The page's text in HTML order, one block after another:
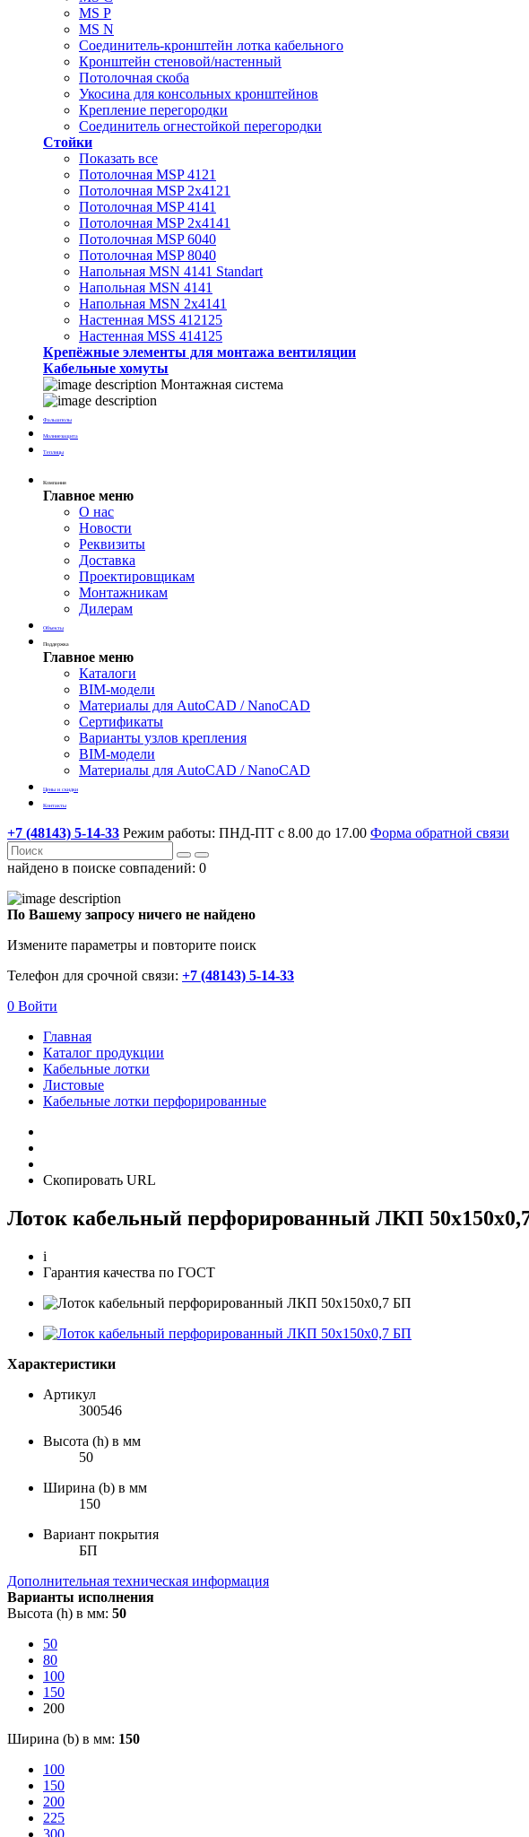
MS P
MS N
Соединитель-кронштейн лотка кабельного
Кронштейн стеновой/настенный
Потолочная скоба
Укосина для консольных кронштейнов
Крепление перегородки
Соединитель огнестойкой перегородки
Стойки
Показать все
Потолочная MSP 4121
Потолочная MSP 2х4121
Потолочная MSP 4141
Потолочная MSP 2х4141
Потолочная MSP 6040
Потолочная MSP 8040
Напольная MSN 4141 Standart
Напольная MSN 4141
Напольная MSN 2х4141
Настенная MSS 412125
Настенная MSS 414125
Крепёжные элементы для монтажа вентиляции
Кабельные хомуты
Монтажная система
Фальшполы
Молниезащита
Теплицы
Компания
Главное меню
О нас
Новости
Реквизиты
Доставка
Проектировщикам
Монтажникам
Дилерам
Объекты
Поддержка
Главное меню
Каталоги
BIM-модели
Материалы для AutoCAD / NanoCAD
Сертификаты
Варианты узлов крепления
BIM-модели
Материалы для AutoCAD / NanoCAD
Цены и скидки
Контакты
+7 (48143) 5-14-33 Режим работы: ПНД-ПТ с 8.00 до 17.00 Форма обратной связи
найдено в поиске совпадений: 0
По Вашему запросу ничего не найдено
Измените параметры и повторите поиск
Телефон для срочной связи: +7 (48143) 5-14-33
0 Войти
Главная
Каталог продукции
Кабельные лотки
Листовые
Кабельные лотки перфорированные
Скопировать URL
Лоток кабельный перфорированный ЛКП
i
Гарантия качества по ГОСТ
Характеристики
Артикул
300546
Высота (h) в мм
50
Ширина (b) в мм
150
Вариант покрытия
БП
Дополнительная техническая информация
Варианты исполнения
Высота (h) в мм: 50
50
80
100
150
200
Ширина (b) в мм: 150
100
150
200
225
300